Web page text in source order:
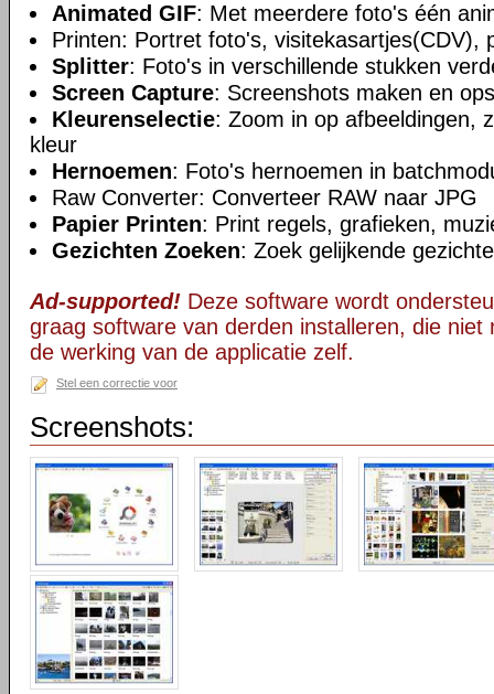
Animated GIF: Met meerdere foto's één
Printen: Portret foto's, visitekasartjes(CDV),
Splitter: Foto's in verschillende stukken
Screen Capture: Screenshots maken en
Kleurenselectie: Zoom in op afbeeldingen,
kleur
Hernoemen: Foto's hernoemen in
Raw Converter: Converteer RAW naar JPG
Papier Printen: Print regels, grafieken,
Gezichten Zoeken: Zoek gelijkende
Ad-supported! Deze software wordt
graag software van derden installeren, die niet
de werking van de applicatie zelf.
Stel een correctie voor
Screenshots: